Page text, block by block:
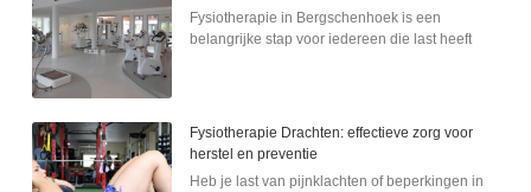
Fysiotherapie in Bergschenhoek is een
belangrijke stap voor iedereen die last heeft
Fysiotherapie Drachten: effectieve zorg voor
herstel en preventie
Heb je last van pijnklachten of beperkingen in